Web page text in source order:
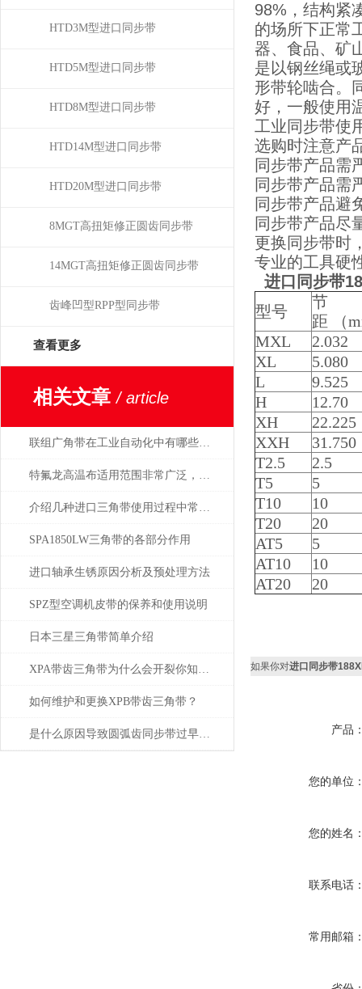
HTD3M型进口同步带
HTD5M型进口同步带
HTD8M型进口同步带
HTD14M型进口同步带
HTD20M型进口同步带
8MGT高扭矩修正圆齿同步带
14MGT高扭矩修正圆齿同步带
齿峰凹型RPP型同步带
查看更多
相关文章/ article
联组广角带在工业自动化中有哪些应用？
特氟龙高温布适用范围非常广泛，作用也非常*
介绍几种进口三角带使用过程中常常出现的问题
SPA1850LW三角带的各部分作用
进口轴承生锈原因分析及预处理方法
SPZ型空调机皮带的保养和使用说明
日本三星三角带简单介绍
XPA带齿三角带为什么会开裂你知道吗？
如何维护和更换XPB带齿三角带？
是什么原因导致圆弧齿同步带过早损坏
98%，结构紧
的场所下正常
器、食品、矿
是以钢丝绳或
形带轮啮合。
好，一般使用
工业同步带使
选购时注意产
同步带产品需
同步带产品需
同步带产品避
同步带产品尽
更换同步带时
专业的工具硬
进口同步带
型号
节
距 （
MXL
2.032
XL
5.080
L
9.525
H
12.70
XH
22.225
XXH
31.750
T2.5
2.5
T5
5
T10
10
T20
20
AT5
5
AT10
10
AT20
20
如果你对进口同步带
产品
您的单位
您的姓名
联系电话
常用邮箱